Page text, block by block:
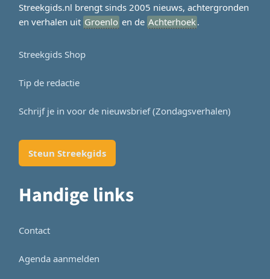
Streekgids.nl brengt sinds 2005 nieuws, achtergronden
en verhalen uit Groenlo en de Achterhoek.
Streekgids Shop
Tip de redactie
Schrijf je in voor de nieuwsbrief (Zondagsverhalen)
Steun Streekgids
Handige links
Contact
Agenda aanmelden